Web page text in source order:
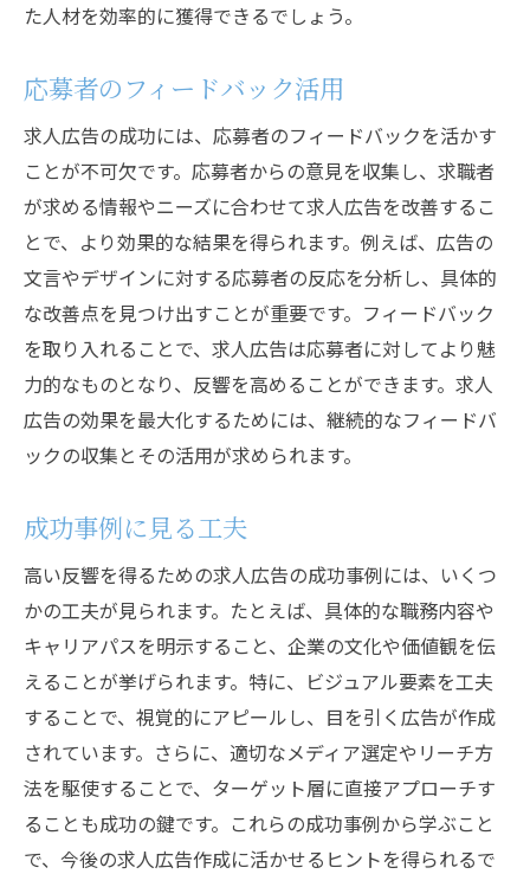
た人材を効率的に獲得できるでしょう。
応募者のフィードバック活用
求人広告の成功には、応募者のフィードバックを活かす
ことが不可欠です。応募者からの意見を収集し、求職者
が求める情報やニーズに合わせて求人広告を改善するこ
とで、より効果的な結果を得られます。例えば、広告の
文言やデザインに対する応募者の反応を分析し、具体的
な改善点を見つけ出すことが重要です。フィードバック
を取り入れることで、求人広告は応募者に対してより魅
力的なものとなり、反響を高めることができます。求人
広告の効果を最大化するためには、継続的なフィードバ
ックの収集とその活用が求められます。
成功事例に見る工夫
高い反響を得るための求人広告の成功事例には、いくつ
かの工夫が見られます。たとえば、具体的な職務内容や
キャリアパスを明示すること、企業の文化や価値観を伝
えることが挙げられます。特に、ビジュアル要素を工夫
することで、視覚的にアピールし、目を引く広告が作成
されています。さらに、適切なメディア選定やリーチ方
法を駆使することで、ターゲット層に直接アプローチす
ることも成功の鍵です。これらの成功事例から学ぶこと
で、今後の求人広告作成に活かせるヒントを得られるで